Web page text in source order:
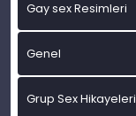
Gay sex Resimleri
Genel
Grup Sex Hikayeleri